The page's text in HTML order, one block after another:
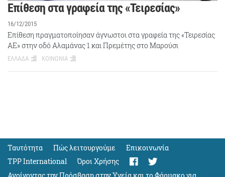
Επίθεση στα γραφεία της «Τειρεσίας»
16/12/2015
Επίθεση πραγματοποίησαν άγνωστοι στα γραφεία της «Τειρεσίας
ΑΕ» στην οδό Αλαμάνας 1 και Πρεμέτης στο Μαρούσι
ΕΛΛΑΔΑ ΚΟΙΝΩΝΙΑ
Ταυτότητα Πώς λειτουργούμε
Eπικοινωνία
TPP International
Όροι Χρήσης